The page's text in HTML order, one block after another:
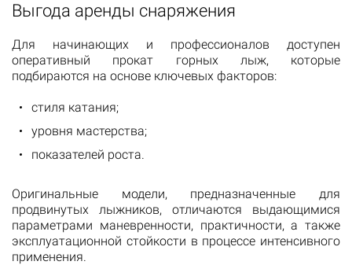
Выгода аренды снаряжения
Для начинающих и профессионалов доступен
оперативный прокат горных лыж, которые
подбираются на основе ключевых факторов:
стиля катания;
уровня мастерства;
показателей роста.
Оригинальные модели, предназначенные для
продвинутых лыжников, отличаются выдающимися
параметрами маневренности, практичности, а также
эксплуатационной стойкости в процессе интенсивного
применения.